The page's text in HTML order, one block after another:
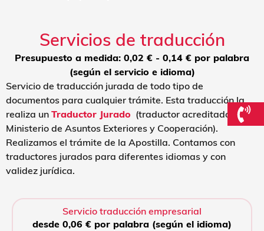
Servicios de traducción
Presupuesto a medida: 0,02 € - 0,14 € por palabra
(según el servicio e idioma)​
Servicio de traducción jurada de todo tipo de
documentos para cualquier trámite. Esta traducción la
realiza un Traductor Jurado (traductor acreditado por el
Ministerio de Asuntos Exteriores y Cooperación).
Realizamos el trámite de la Apostilla. Contamos con
traductores jurados para diferentes idiomas y con
validez jurídica.
Servicio traducción empresarial
desde 0,06 € por palabra (según el idioma)